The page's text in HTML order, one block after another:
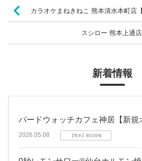
カラオケまねきねこ 熊本清水本町店
スシロー 熊本上通
新着情報
バードウォッチカフェ神居【新規
2026.05.08 【熊本】開店情報